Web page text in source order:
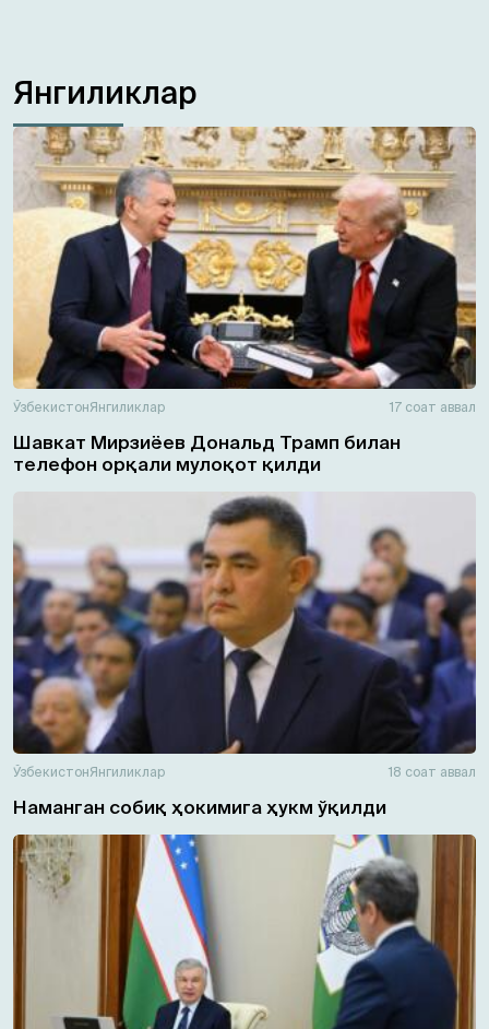
Янгиликлар
ЎзбекистонЯнгиликлар 17 соат аввал
Шавкат Мирзиёев Дональд Трамп билан
телефон орқали мулоқот қилди
ЎзбекистонЯнгиликлар 18 соат аввал
Наманган собиқ ҳокимига ҳукм ўқилди